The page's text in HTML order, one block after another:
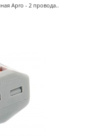
Apro - 2 провода..